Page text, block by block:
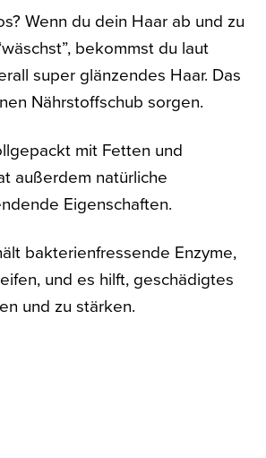
Wenn du dein Haar ab und zu
bekommst du laut
super glänzendes Haar. Das
Nährstoffschub sorgen.
mit Fetten und
außerdem natürliche
Eigenschaften.
bakterienfressende Enzyme,
und es hilft, geschädigtes
und zu stärken.